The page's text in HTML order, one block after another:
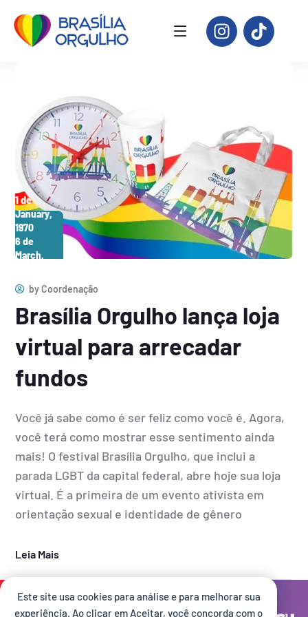
Este site usa cookies para análise e para melhorar sua
experiência. Ao clicar em Aceitar, você concorda com o
1 de
January,
1970
6 de
March,
byCoordenação
Brasília Orgulho lança loja
virtual para arrecadar
fundos
Você já sabe como é ser feliz como você é. Agora,
você terá como mostrar esse sentimento ainda
mais! O festival Brasília Orgulho, que inclui a
parada LGBT da capital federal, abre hoje sua loja
virtual. É a primeira de um evento ativista em
orientação sexual e identidade de gênero
Leia Mais
Site desenvolvido por: